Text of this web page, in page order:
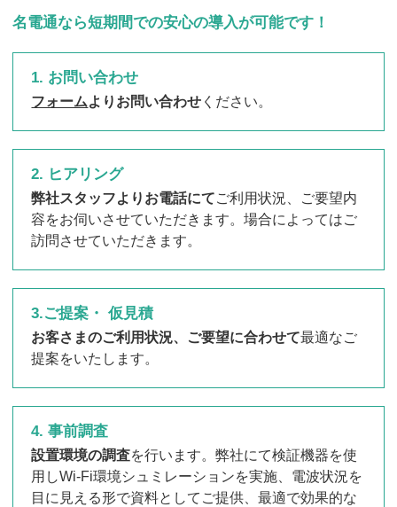
名電通なら短期間での安心の導入が可能です！
1. お問い合わせ
フォームよりお問い合わせ ください。
2. ヒアリング
弊社スタッフよりお電話にてご利用状況、ご要望内
容をお伺いさせていただきます。場合によってはご
訪問させていただきます。
3.ご提案・ 仮見積
お客さまのご利用状況、ご要望に合わせて最適なご
提案をいたします。
4. 事前調査
設置環境の調査を行います。弊社にて検証機器を使
用しWi-Fi環境シュミレーションを実施、電波状況を
目に見える形で資料としてご提供、最適で効果的な